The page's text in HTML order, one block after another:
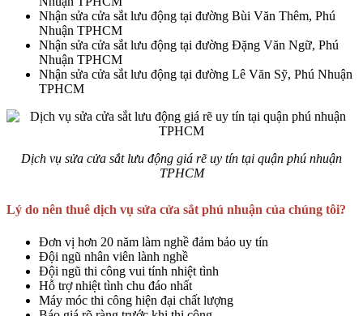
Nhận sửa cửa sắt lưu động tại đường Bùi Văn Thêm, Phú
Nhuận TPHCM
Nhận sửa cửa sắt lưu động tại đường Đặng Văn Ngữ, Phú
Nhuận TPHCM
Nhận sửa cửa sắt lưu động tại đường Lê Văn Sỹ, Phú Nhuận
TPHCM
Dịch vụ sửa cửa sắt lưu động giá rẽ uy tín tại quận phú nhuận
TPHCM
Lý do nên thuê dịch vụ sửa cửa sắt phú nhuận của chúng tôi?
Đơn vị hơn 20 năm làm nghề đảm bảo uy tín
Đội ngũ nhân viên lành nghề
Đội ngũ thi công vui tính nhiệt tình
Hỗ trợ nhiệt tình chu đáo nhất
Máy móc thi công hiện đại chất lượng